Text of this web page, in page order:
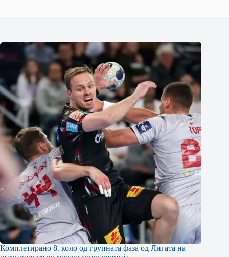
Комплетирано 8. коло од групната фаза од Лигата на